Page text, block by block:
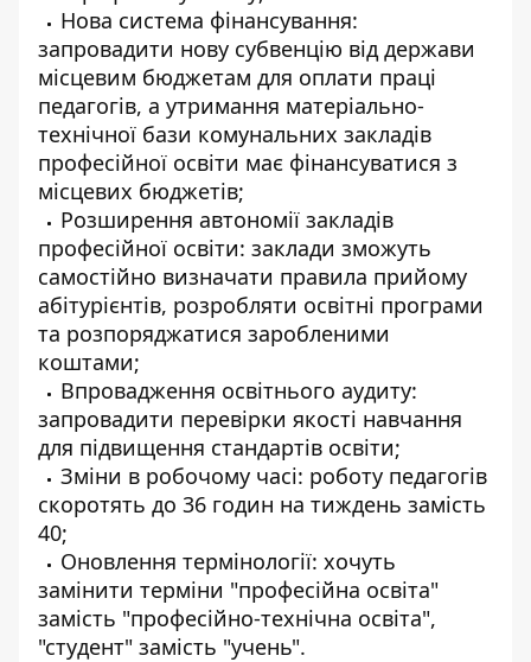
Нова система фінансування:
запровадити нову субвенцію від держави
місцевим бюджетам для оплати праці
педагогів, а утримання матеріально-
технічної бази комунальних закладів
професійної освіти має фінансуватися з
місцевих бюджетів;
Розширення автономії закладів
професійної освіти: заклади зможуть
самостійно визначати правила прийому
абітурієнтів, розробляти освітні програми
та розпоряджатися заробленими
коштами;
Впровадження освітнього аудиту:
запровадити перевірки якості навчання
для підвищення стандартів освіти;
Зміни в робочому часі: роботу педагогів
скоротять до 36 годин на тиждень замість
40;
Оновлення термінології: хочуть
замінити терміни "професійна освіта"
замість "професійно-технічна освіта",
"студент" замість "учень".